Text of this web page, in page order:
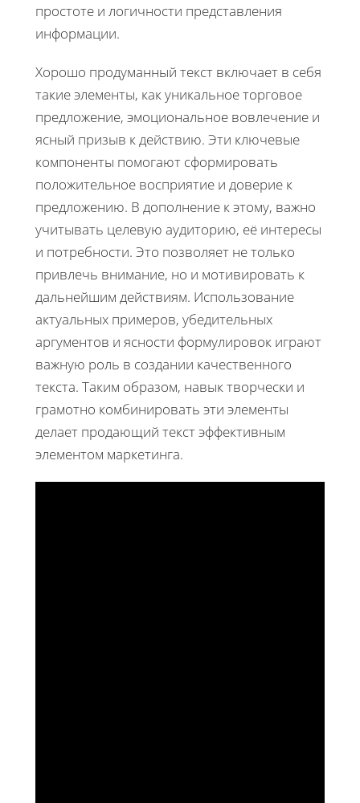
простоте и логичности представления
информации.
Хорошо продуманный текст включает в себя
такие элементы, как уникальное торговое
предложение, эмоциональное вовлечение и
ясный призыв к действию. Эти ключевые
компоненты помогают сформировать
положительное восприятие и доверие к
предложению. В дополнение к этому, важно
учитывать целевую аудиторию, её интересы
и потребности. Это позволяет не только
привлечь внимание, но и мотивировать к
дальнейшим действиям. Использование
актуальных примеров, убедительных
аргументов и ясности формулировок играют
важную роль в создании качественного
текста. Таким образом, навык творчески и
грамотно комбинировать эти элементы
делает продающий текст эффективным
элементом маркетинга.